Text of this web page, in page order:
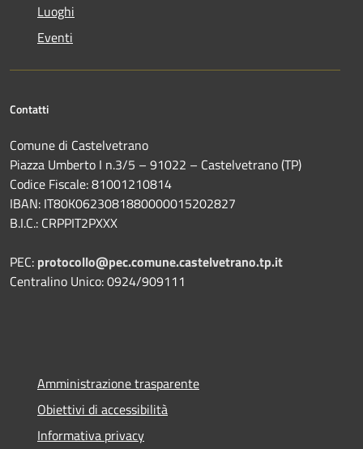
Luoghi
Eventi
Contatti
Comune di Castelvetrano
Piazza Umberto I n.3/5 – 91022 – Castelvetrano (TP)
Codice Fiscale: 81001210814
IBAN: IT80K0623081880000015202827
B.I.C.: CRPPIT2PXXX
PEC: protocollo@pec.comune.castelvetrano.tp.it
Centralino Unico: 0924/909111
Amministrazione trasparente
Obiettivi di accessibilità
Informativa privacy